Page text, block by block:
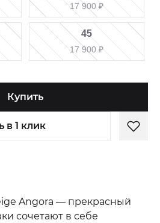
17 900 ₽
45
17 900 ₽
Купить
в 1 клик
Angora — прекрасный
сочетают в себе